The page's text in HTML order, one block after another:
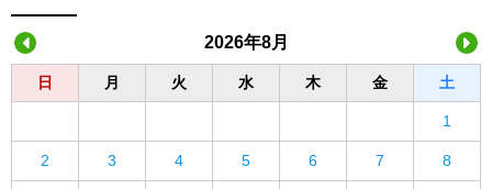
2026年8月
日 月 火 水 木 金 土
1
2 3 4 5 6 7 8